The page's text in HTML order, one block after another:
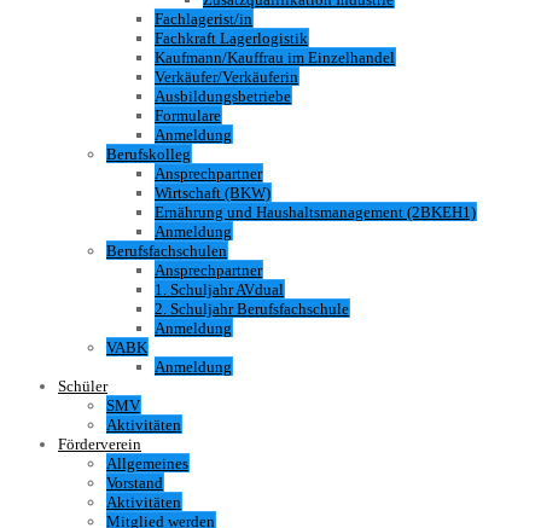
Fachlagerist/in
Fachkraft Lagerlogistik
Kaufmann/Kauffrau im Einzelhandel
Verkäufer/Verkäuferin
Ausbildungsbetriebe
Formulare
Anmeldung
Berufskolleg
Ansprechpartner
Wirtschaft (BKW)
Ernährung und Haushaltsmanagement (2BKEH1)
Anmeldung
Berufsfachschulen
Ansprechpartner
1. Schuljahr AVdual
2. Schuljahr Berufsfachschule
Anmeldung
VABK
Anmeldung
Schüler
SMV
Aktivitäten
Förderverein
Allgemeines
Vorstand
Aktivitäten
Mitglied werden